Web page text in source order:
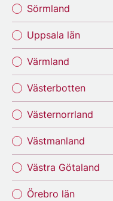
Sörmland
Uppsala län
Värmland
Västerbotten
Västernorrland
Västmanland
Västra Götaland
Örebro län